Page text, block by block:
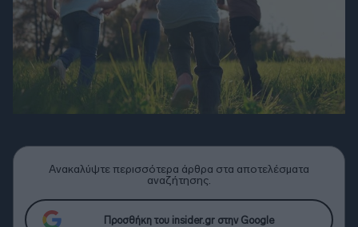
Ανακαλύψτε περισσότερα άρθρα στα αποτελέσματα
αναζήτησης.
Προσθήκη του insider.gr στην Google